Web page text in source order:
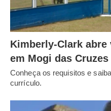
Kimberly-Clark abre
em Mogi das Cruzes
Conheça os requisitos e
currículo.